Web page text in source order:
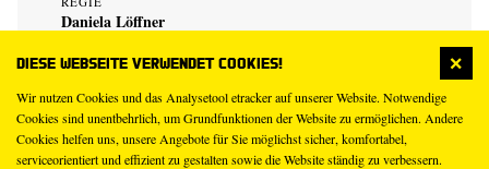
Diese Webseite verwendet Cookies!
Wir nutzen Cookies und das Analysetool etracker auf unserer Website. Notwendige
Cookies sind unentbehrlich, um Grundfunktionen der Website zu ermöglichen. Andere
Cookies helfen uns, unsere Angebote für Sie möglichst sicher, komfortabel,
serviceorientiert und effizient zu gestalten sowie die Website ständig zu verbessern.
Daniela Löffner
Preis: 16 € bis 36 €
KARTEN